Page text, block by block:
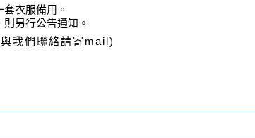
衣服備用。
另行公告通知。
我們聯絡請寄mail)